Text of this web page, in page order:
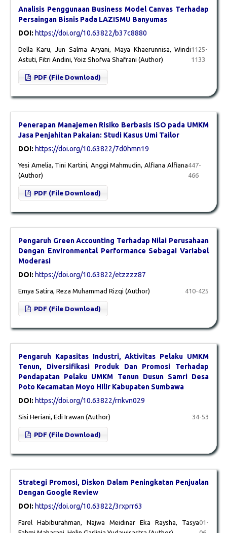
Analisis Penggunaan Business Model Canvas Terhadap
Persaingan Bisnis Pada LAZISMU Banyumas
DOI: https://doi.org/10.63822/b37c8880
Della Karu, Jun Salma Aryani, Maya Khaerunnisa, Windi
Astuti, Fitri Andini, Yoiz Shofwa Shafrani (Author)
1125-
1133
PDF (File Download)
Penerapan Manajemen Risiko Berbasis ISO pada UMKM
Jasa Penjahitan Pakaian: Studi Kasus Umi Tailor
DOI: https://doi.org/10.63822/7d0hmn19
Yesi Amelia, Tini Kartini, Anggi Mahmudin, Alfiana Alfiana
(Author)
447-
466
PDF (File Download)
Pengaruh Green Accounting Terhadap Nilai Perusahaan
Dengan Environmental Performance Sebagai Variabel
Moderasi
DOI: https://doi.org/10.63822/etzzzz87
Emya Satira, Reza Muhammad Rizqi (Author) 410-425
PDF (File Download)
Pengaruh Kapasitas Industri, Aktivitas Pelaku UMKM
Tenun, Diversifikasi Produk Dan Promosi Terhadap
Pendapatan Pelaku UMKM Tenun Dusun Samri Desa
Poto Kecamatan Moyo Hilir Kabupaten Sumbawa
DOI: https://doi.org/10.63822/rnkvn029
Sisi Heriani, Edi Irawan (Author) 34-53
PDF (File Download)
Strategi Promosi, Diskon Dalam Peningkatan Penjualan
Dengan Google Review
DOI: https://doi.org/10.63822/3rxprr63
Farel Habiburahman, Najwa Meidinar Eka Raysha, Tasya01-